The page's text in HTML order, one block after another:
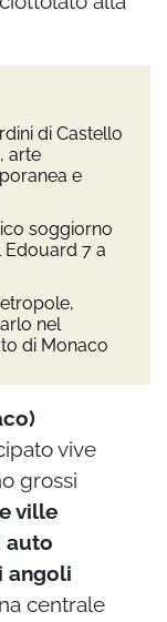
di Castello
arte
e
soggiorno
Edouard 7 a
nel
di Monaco
vive
grossi
ville
auto
angoli
centrale